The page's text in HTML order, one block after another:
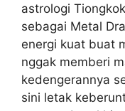
astrologi
sebagai Metal
energi kuat buat
nggak memberi
kedengerannya
sini letak